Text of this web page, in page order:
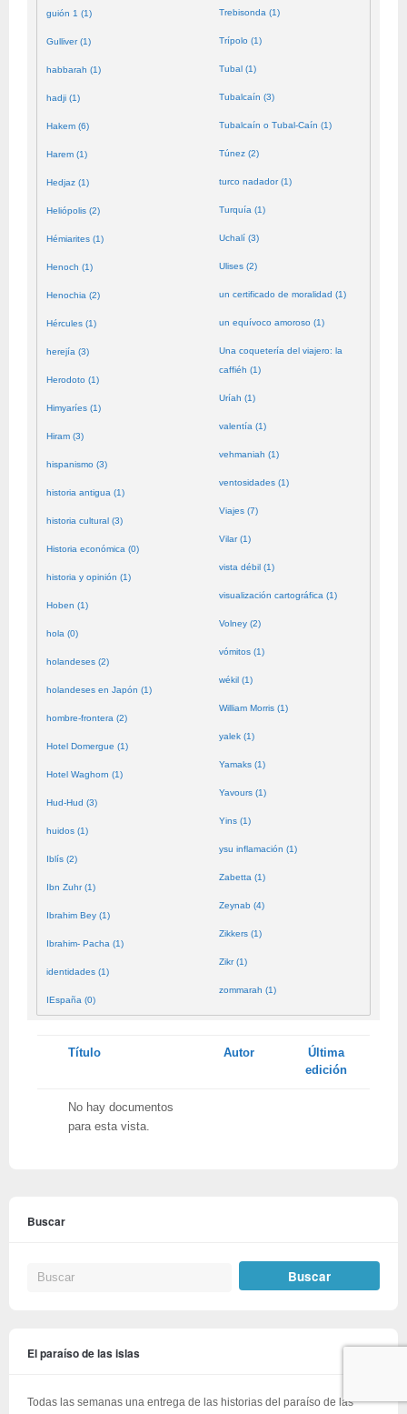
guión 1 (1)
Gulliver (1)
habbarah (1)
hadji (1)
Hakem (6)
Harem (1)
Hedjaz (1)
Heliópolis (2)
Hémiarites (1)
Henoch (1)
Henochia (2)
Hércules (1)
herejía (3)
Herodoto (1)
Himyaríes (1)
Hiram (3)
hispanismo (3)
historia antigua (1)
historia cultural (3)
Historia económica (0)
historia y opinión (1)
Hoben (1)
hola (0)
holandeses (2)
holandeses en Japón (1)
hombre-frontera (2)
Hotel Domergue (1)
Hotel Waghorn (1)
Hud-Hud (3)
huidos (1)
Iblís (2)
Ibn Zuhr (1)
Ibrahim Bey (1)
Ibrahim- Pacha (1)
identidades (1)
IEspaña (0)
Trebisonda (1)
Trípolo (1)
Tubal (1)
Tubalcaín (3)
Tubalcaín o Tubal-Caín (1)
Túnez (2)
turco nadador (1)
Turquía (1)
Uchalí (3)
Ulises (2)
un certificado de moralidad (1)
un equívoco amoroso (1)
Una coquetería del viajero: la
caffiéh (1)
Uríah (1)
valentía (1)
vehmaniah (1)
ventosidades (1)
Viajes (7)
Vilar (1)
vista débil (1)
visualización cartográfica (1)
Volney (2)
vómitos (1)
wékil (1)
William Morris (1)
yalek (1)
Yamaks (1)
Yavours (1)
Yins (1)
ysu inflamación (1)
Zabetta (1)
Zeynab (4)
Zikkers (1)
Zikr (1)
zommarah (1)
Tienes
Título Autor
Última
edición
No hay documentos
para esta vista.
Buscar
El paraíso de las islas
Todas las semanas una entrega de las historias del paraíso de las